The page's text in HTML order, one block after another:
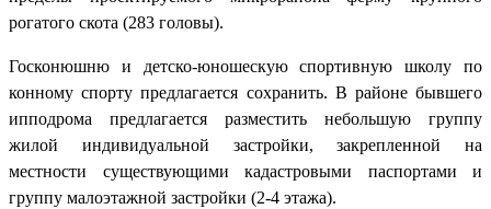
рогатого скота (283 головы).
Госконюшню и детско-юношескую спортивную школу по
конному спорту предлагается сохранить. В районе бывшего
ипподрома предлагается разместить небольшую группу
жилой индивидуальной застройки, закрепленной на
местности существующими кадастровыми паспортами и
группу малоэтажной застройки (2-4 этажа).